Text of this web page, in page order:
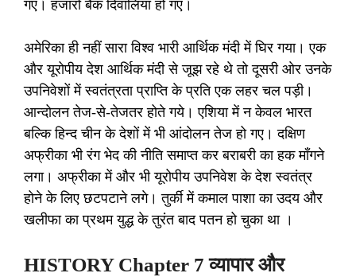
गए। हजारों बैंक दिवालिया हो गए।
अमेरिका ही नहीं सारा विश्व भारी आर्थिक मंदी में घिर गया। एक
और यूरोपीय देश आर्थिक मंदी से जूझ रहे थे तो दूसरी ओर उनके
उपनिवेशों में स्वतंत्रता प्राप्ति के प्रति एक लहर चल पड़ी।
आन्दोलन तेज-से-तेजतर होते गये। एशिया में न केवल भारत
बल्कि हिन्द चीन के देशों में भी आंदोलन तेज हो गए। दक्षिण
अफ्रीका भी रंग भेद की नीति समाप्त कर बराबरी का हक माँगने
लगा। अफ्रीका में और भी यूरोपीय उपनिवेश के देश स्वतंत्र
होने के लिए छटपटाने लगे। तुर्की में कमाल पाशा का उदय और
खलीफा का प्रथम युद्ध के तुरंत बाद पतन हो चुका था ।
HISTORY Chapter 7 व्यापार और